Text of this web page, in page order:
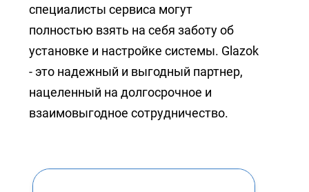
специалисты сервиса могут
полностью взять на себя заботу об
установке и настройке системы. Glazok
- это надежный и выгодный партнер,
нацеленный на долгосрочное и
взаимовыгодное сотрудничество.